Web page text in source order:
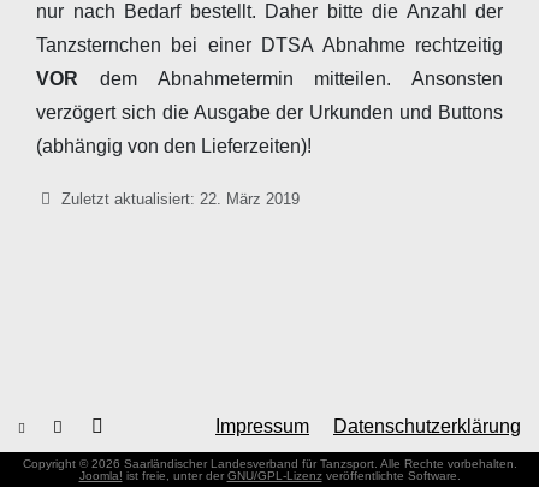
nur nach Bedarf bestellt. Daher bitte die Anzahl der
Tanzsternchen bei einer DTSA Abnahme rechtzeitig
VOR dem Abnahmetermin mitteilen. Ansonsten
verzögert sich die Ausgabe der Urkunden und Buttons
(abhängig von den Lieferzeiten)!
DetailsZuletzt aktualisiert: 22. März 2019
Impressum Datenschutzerklärung
Copyright © 2026 Saarländischer Landesverband für Tanzsport. Alle Rechte vorbehalten.
Joomla! ist freie, unter der GNU/GPL-Lizenzveröffentlichte Software.